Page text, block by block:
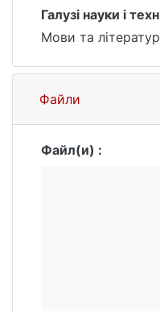
Галузі науки і
Мови та
Файли
Файл(и) :